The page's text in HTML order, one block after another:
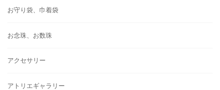
お守り袋、巾着袋
お念珠、お数珠
アクセサリー
アトリエギャラリー